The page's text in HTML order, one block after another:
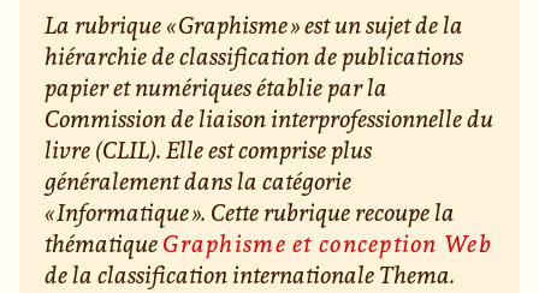
La rubrique « Graphisme » est un sujet de la
hiérarchie de classification de publications
papier et numériques établie par la
Commission de liaison interprofessionnelle du
livre (CLIL). Elle est comprise plus
généralement dans la catégorie
« Informatique ». Cette rubrique recoupe la
thématiqueGraphisme et conception Web
de la classification internationale Thema.